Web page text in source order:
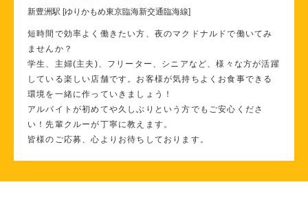
新豊洲駅 [ゆりかもめ東京臨海新交通臨海線]
短時間で効率よく働きたい方、夜のマクドナルドで働いてみ
ませんか？
学生、主婦(主夫)、フリーター、シニアなど、様々な方が活躍
している楽しい店舗です。お客様が気持ちよくお食事できる
環境を一緒に作っていきましょう！
アルバイトが初めてや久しぶりという方でもご安心くださ
い！先輩クルーが丁寧に教えます。
皆様のご応募、心よりお待ちしております。